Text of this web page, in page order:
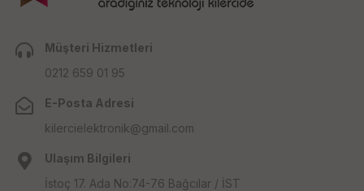
Müşteri Hizmetleri
0212 659 01 95
E-Posta Adresi
kilercielektronik@gmail.com
Ulaşım Bilgileri
İstoç 17. Ada No:74-76 Bağcılar / İST